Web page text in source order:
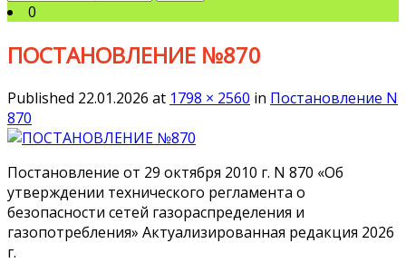
0
ПОСТАНОВЛЕНИЕ №870
Published 22.01.2026 at 1798 × 2560 in Постановление N
870
Постановление от 29 октября 2010 г. N 870 «Oб
утверждении технического регламента о
безопасности сетей газораспределения и
газопотребления» Актуализированная редакция 2026
г.